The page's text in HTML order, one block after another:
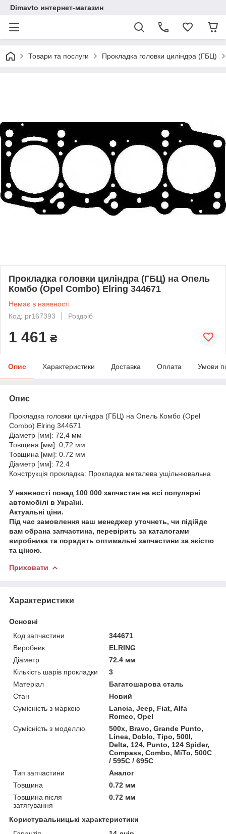
Dimavto интернет-магазин
Товари та послуги Прокладка головки циліндра (ГБЦ)
Прокладка головки циліндра (ГБЦ) на Опель
Комбо (Opel Combo) Elring 344671
Немає в наявності
Код: pr167393
Роздріб
1 461 ₴
Опис Характеристики Доставка Оплата Умови
Опис
Прокладка головки циліндра (ГБЦ) на Опель Комбо (Opel
Combo) Elring 344671
Діаметр [мм]: 72,4 мм
Товщина [мм]: 0,72 мм
Товщина [мм]: 0.72 мм
Діаметр [мм]: 72.4
Конструкція прокладка: Прокладка металева ущільнювальна
У наявності понад 100 000 запчастин на всі популярні
автомобілі в Україні.
Актуальні ціни.
Під час замовлення наш менеджер уточнеть, чи підійде
вам обрана запчастина, перевірить за каталогами
виробника та порадить оптимальні запчастини за якістю
та ціною.
Приховати
Характеристики
Основні
Код запчастини
344671
Виробник
ELRING
Діаметр
72.4 мм
Кількість шарів прокладки
3
Матеріал
Багатошарова сталь
Стан
Новий
Сумісність з маркою
Lancia, Jeep, Fiat, Alfa
Romeo, Opel
Сумісність з моделлю
500x, Bravo, Grande Punto,
Linea, Doblo, Tipo, 500l,
Delta, 124, Punto, 124 Spider,
Compass, Combo, MiTo, 500C
/ 595C / 695C
Тип запчастини
Аналог
Товщина
0.72 мм
Товщина після
затягування
0.72 мм
Користувальницькі характеристики